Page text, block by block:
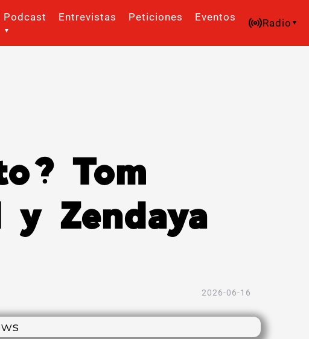
Podcast Entrevistas Peticiones Eventos Radio
Tom
Zendaya
2026-06-16